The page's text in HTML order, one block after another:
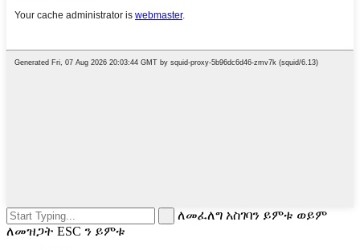
ለመፈለግ አስገባን ይምቱ ወይም
ለመዝጋት ESC ን ይምቱ